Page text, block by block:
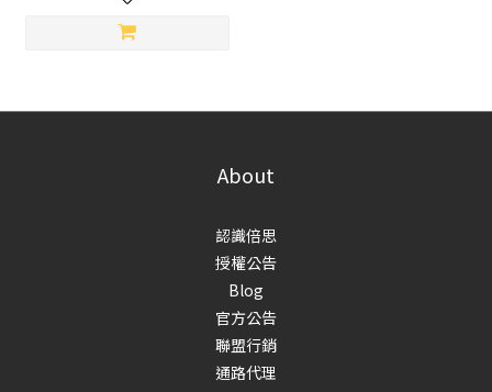
About
認識倍思
授權公告
Blog
官方公告
聯盟行銷
通路代理